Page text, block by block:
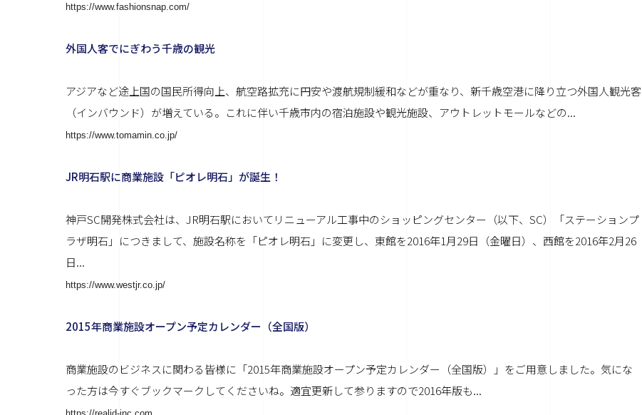
https://www.fashionsnap.com/
外国人客でにぎわう千歳の観光
アジアなど途上国の国民所得向上、航空路拡充に円安や渡航規制緩和などが重なり、新千歳空港に降り立つ外国人観光客
（インバウンド）が増えている。これに伴い千歳市内の宿泊施設や観光施設、アウトレットモールなどの...
https://www.tomamin.co.jp/
JR明石駅に商業施設「ピオレ明石」が誕生！
神戸SC開発株式会社は、JR明石駅においてリニューアル工事中のショッピングセンター（以下、SC）「ステーションプ
ラザ明石」につきまして、施設名称を「ピオレ明石」に変更し、東館を2016年1月29日（金曜日）、西館を2016年2月26
日...
https://www.westjr.co.jp/
2015年商業施設オープン予定カレンダー（全国版）
商業施設のビジネスに関わる皆様に「2015年商業施設オープン予定カレンダー（全国版）」をご用意しました。気にな
った方は今すぐブックマークしてくださいね。適宜更新して参りますので2016年版も...